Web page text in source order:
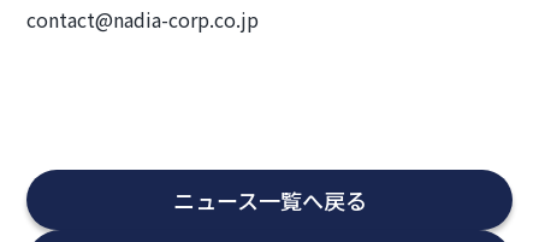
contact@nadia-corp.co.jp
ニュース一覧へ戻る